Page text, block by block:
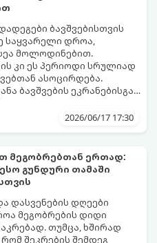
ბავშვებისთვის
საყვარელი დროა,
მოლოდინებით.
კი ეს პერიოდი სრულიად
ასოცირდება.
ბავშვების ეკრანებისგან
მათთვის
დასვენების დღეებშიც
საქართველოში,
აქ ყველა ასაკისა და
ბავშვისთვის მოიძებნება
საშუალება.
2026/06/17 17:30
მეგობრებთან ერთად:
გუნდური თამაში
დასვენების დღეები
მეგობრების დიდი
თუმცა, ხშირად
შეკრების შემდეგ